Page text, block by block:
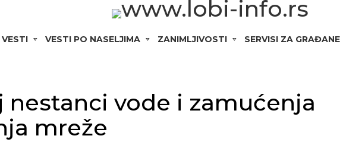
VESTI PO NASELJIMA ZANIMLJIVOSTI SERVISI ZA GRAĐANE
nestanci vode i zamućenja
mreže